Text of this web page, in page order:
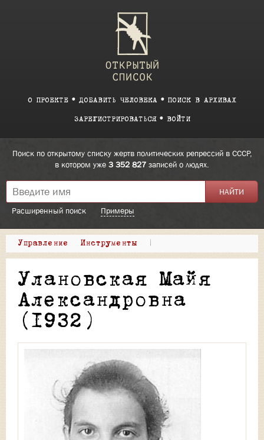
О ПРОЕКТЕ ДОБАВИТЬ ЧЕЛОВЕКА ПОИСК В АРХИВАХ
ЗАРЕГИСТРИРОВАТЬСЯ ВОЙТИ
Поиск по открытому списку жертв политических репрессий в СССР,
в котором уже 3 352 827 записей о людях.
Расширенный поиск Примеры
Управление Инструменты |
Улановская Майя
Александровна
(1932)